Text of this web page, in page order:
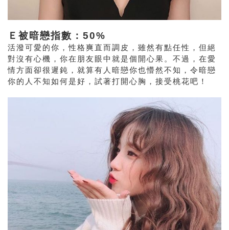
Ｅ被暗戀指數：50%
活潑可愛的你，性格爽直而調皮，雖然有點任性，但絕
對沒有心機，你在朋友眼中就是個開心果。不過，在愛
情方面卻很遲鈍，就算有人暗戀你也懵然不知，令暗戀
你的人不知如何是好，試著打開心胸，接受桃花吧！